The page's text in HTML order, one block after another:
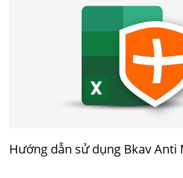
Hướng dẫn sử dụng Bkav Anti